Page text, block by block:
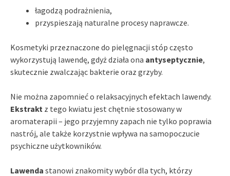
łagodzą podrażnienia,
przyspieszają naturalne procesy naprawcze.
Kosmetyki przeznaczone do pielęgnacji stóp często
wykorzystują lawendę, gdyż działa ona antyseptycznie,
skutecznie zwalczając bakterie oraz grzyby.
Nie można zapomnieć o relaksacyjnych efektach lawendy.
Ekstrakt z tego kwiatu jest chętnie stosowany w
aromaterapii – jego przyjemny zapach nie tylko poprawia
nastrój, ale także korzystnie wpływa na samopoczucie
psychiczne użytkowników.
Lawenda stanowi znakomity wybór dla tych, którzy